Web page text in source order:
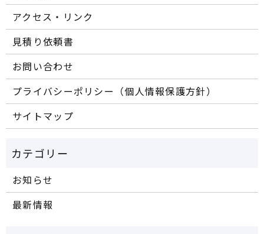
アクセス・リンク
見積り依頼書
お問い合わせ
プライバシーポリシー（個人情報保護方針）
サイトマップ
お知らせ
最新情報